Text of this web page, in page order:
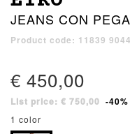
JEANS CON
Product code: 11839 9044
€ 450,00
List price: € 750,00 -40%
1 color